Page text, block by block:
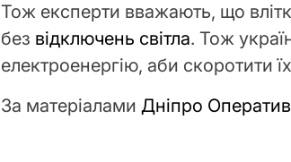
Тож експерти вважають, що
без відключень світла. Тож
електроенергію, аби скоротити
За матеріаламиДніпро